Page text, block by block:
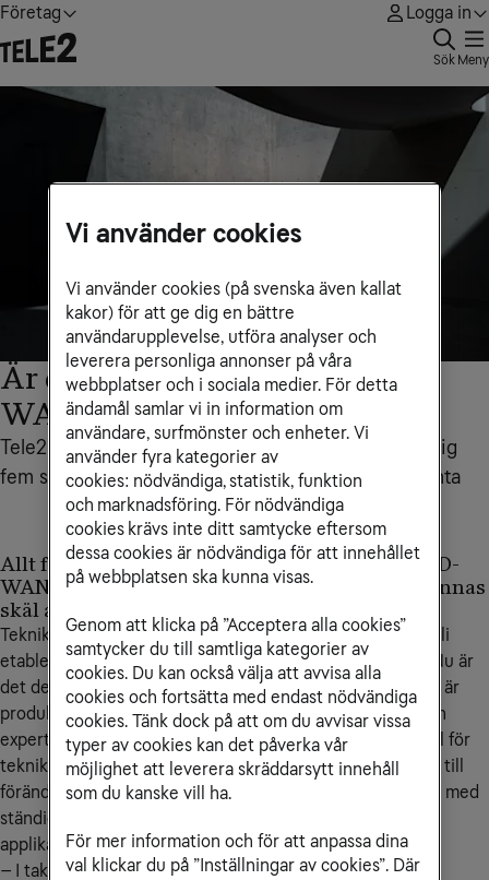
Företag Logga in
Sök Meny
Är det dags att gå över till SD-
WAN?
Tele2 Företags expert Max Lippig-Singewald ger dig
fem skäl att byta till SD-WAN - och två skäl att vänta
Allt fler företag byter nu ut sina nätverk mot SD-
WAN. Men varför ska man byta - och kan det finnas
skäl att avvakta?
Tekniken SD-WAN, mjukvarudefinierade nätverk, börjar bli
etablerad och först ut var storföretag och myndigheter. Nu är
det de mellanstora företagens tur. Max Lippig-Singewald är
produktchef för Network & Security på Tele2 Företag och
expert på SD-WAN. Han menar att det finns fler goda skäl för
teknikbytet. Dessa grundar sig i allt från teknikutveckling till
förändringar i vår omvärld och hur vi arbetar i det dagliga med
ständig uppkoppling, fler digitala möten och allt fler
applikationer och tjänster i molnet.
– I takt med att vår nätanvändning förändras och allt fler
Vi använder cookies
Vi använder cookies (på svenska även kallat
kakor) för att ge dig en bättre
användarupplevelse, utföra analyser och
leverera personliga annonser på våra
webbplatser och i sociala medier. För detta
ändamål samlar vi in information om
användare, surfmönster och enheter. Vi
använder fyra kategorier av
cookies: nödvändiga, statistik, funktion
och marknadsföring. För nödvändiga
cookies krävs inte ditt samtycke eftersom
dessa cookies är nödvändiga för att innehållet
på webbplatsen ska kunna visas.
Genom att klicka på ”Acceptera alla cookies”
samtycker du till samtliga kategorier av
cookies. Du kan också välja att avvisa alla
cookies och fortsätta med endast nödvändiga
cookies. Tänk dock på att om du avvisar vissa
typer av cookies kan det påverka vår
möjlighet att leverera skräddarsytt innehåll
som du kanske vill ha.
För mer information och för att anpassa dina
val klickar du på ”Inställningar av cookies”. Där